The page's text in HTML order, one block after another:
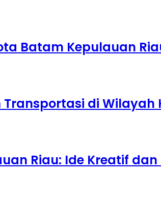
Batam Kepulauan
di Wilayah
Riau: Ide Kreatif